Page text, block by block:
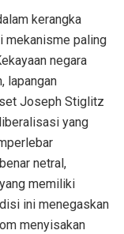
kerangka
mekanisme paling
negara
lapangan
Joseph Stiglitz
yang
netral,
memiliki
ini menegaskan
menyisakan